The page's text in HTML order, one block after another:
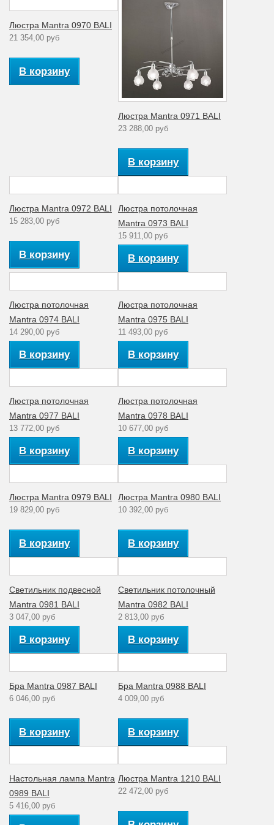
Люстра Mantra 0970 BALI
21 354,00 руб
В корзину
Люстра Mantra 0971 BALI
23 288,00 руб
В корзину
Люстра Mantra 0972 BALI
15 283,00 руб
В корзину
Люстра потолочная
Mantra 0973 BALI
15 911,00 руб
В корзину
Люстра потолочная
Mantra 0974 BALI
14 290,00 руб
В корзину
Люстра потолочная
Mantra 0975 BALI
11 493,00 руб
В корзину
Люстра потолочная
Mantra 0977 BALI
13 772,00 руб
В корзину
Люстра потолочная
Mantra 0978 BALI
10 677,00 руб
В корзину
Люстра Mantra 0979 BALI
19 829,00 руб
В корзину
Люстра Mantra 0980 BALI
10 392,00 руб
В корзину
Светильник подвесной
Mantra 0981 BALI
3 047,00 руб
В корзину
Светильник потолочный
Mantra 0982 BALI
2 813,00 руб
В корзину
Бра Mantra 0987 BALI
6 046,00 руб
В корзину
Бра Mantra 0988 BALI
4 009,00 руб
В корзину
Настольная лампа Mantra
0989 BALI
5 416,00 руб
Люстра Mantra 1210 BALI
22 472,00 руб